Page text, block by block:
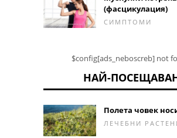
(фасцикулация)
СИМПТОМИ
$config[ads_neboscreb] not
НАЙ-
Полета човек
ЛЕЧЕБНИ